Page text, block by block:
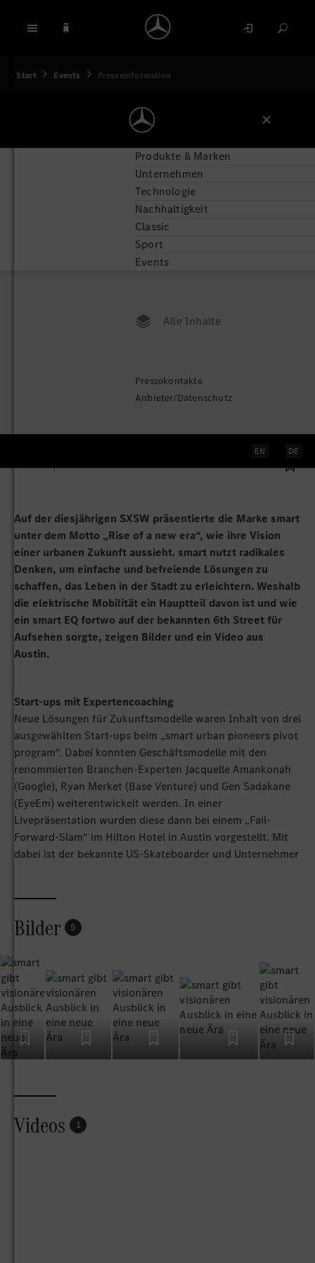
Start Events Presseinformation
Produkte & Marken
Unternehmen
Technologie
Nachhaltigkeit
Classic
Sport
Events
Alle Inhalte
Pressekontakte
Anbieter/Datenschutz
EN DE
SXSW: smart gibt visionären
Auf der diesjährigen SXSW präsentierte die Marke smart
unter dem Motto „Rise of a new era“, wie ihre Vision
einer urbanen Zukunft aussieht. smart nutzt radikales
Denken, um einfache und befreiende Lösungen zu
schaffen, das Leben in der Stadt zu erleichtern. Weshalb
die elektrische Mobilität ein Hauptteil davon ist und wie
ein smart EQ fortwo auf der bekannten 6th Street für
Aufsehen sorgte, zeigen Bilder und ein Video aus
Austin.
Start-ups mit Expertencoaching
Neue Lösungen für Zukunftsmodelle waren Inhalt von drei
ausgewählten Start-ups beim „smart urban pioneers pivot
program“. Dabei konnten Geschäftsmodelle mit den
renommierten Branchen-Experten Jacquelle Amankonah
(Google), Ryan Merket (Base Venture) und Gen Sadakane
(EyeEm) weiterentwickelt werden. In einer
Livepräsentation wurden diese dann bei einem „Fail-
Forward-Slam“ im Hilton Hotel in Austin vorgestellt. Mit
dabei ist der bekannte US-Skateboarder und Unternehmer
smart EQ fortwo performance
Unter dem Motto "Rise of a new era" präsentiert smart
Austin einen smart EQ fortwo und zeigt, wie eine urbane
Zukunft aussehen könnte. Es ist an der Zeit, über unseren
zweidimensionalen Stadtverkehr hinauszuschauen und
neue Lösungen für die städtische Mobilität zu finden.
The Sound of smart
City die SXSW Gäste zum Tanzen ein. Elderbrook und
lokalen DJs sorgen auf der mobilen Club-Installation
täglich zwischen 18:00 und 20:00 Uhr für den richtigen
Bilder 5
Videos 1